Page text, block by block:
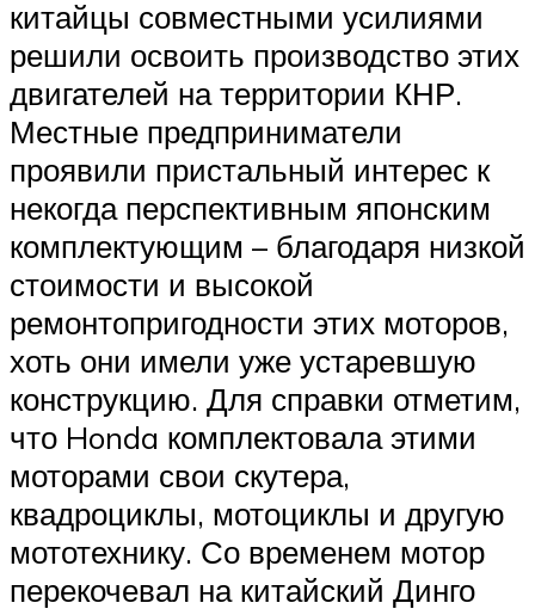
китайцы совместными усилиями
решили освоить производство этих
двигателей на территории КНР.
Местные предприниматели
проявили пристальный интерес к
некогда перспективным японским
комплектующим – благодаря низкой
стоимости и высокой
ремонтопригодности этих моторов,
хоть они имели уже устаревшую
конструкцию. Для справки отметим,
что Honda комплектовала этими
моторами свои скутера,
квадроциклы, мотоциклы и другую
мототехнику. Со временем мотор
перекочевал на китайский Динго